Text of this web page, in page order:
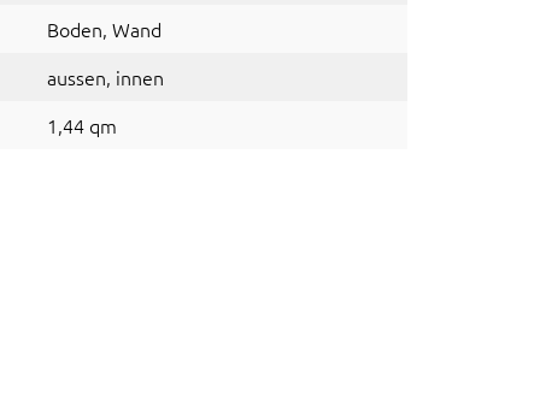
Boden, Wand
aussen, innen
1,44 qm